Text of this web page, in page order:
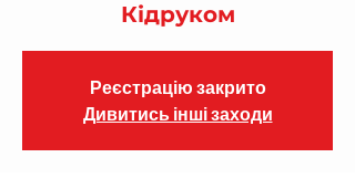
Кідруком
Реєстрацію закрито
Дивитись інші заходи